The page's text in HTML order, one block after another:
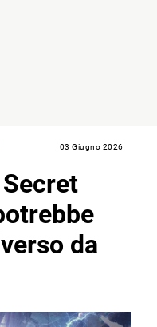
03 Giugno 2026
da